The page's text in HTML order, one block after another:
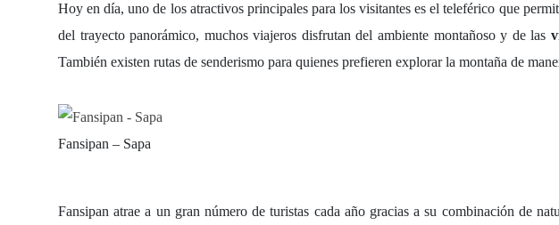
Hoy en día, uno de los atractivos principales para los visitantes es el teleférico que
del trayecto panorámico, muchos viajeros disfrutan del ambiente montañoso y de las
También existen rutas de senderismo para quienes prefieren explorar la montaña de
Fansipan – Sapa
Fansipan atrae a un gran número de turistas cada año gracias a su combinación de